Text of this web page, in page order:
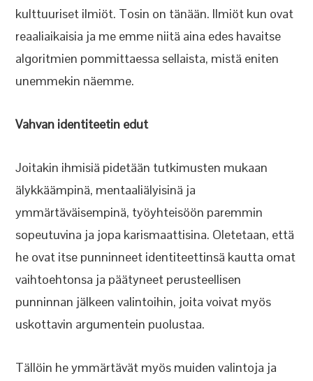
kulttuuriset ilmiöt. Tosin on tänään. Ilmiöt kun ovat
reaaliaikaisia ja me emme niitä aina edes havaitse
algoritmien pommittaessa sellaista, mistä eniten
unemmekin näemme.
Vahvan identiteetin edut
Joitakin ihmisiä pidetään tutkimusten mukaan
älykkäämpinä, mentaaliälyisinä ja
ymmärtäväisempinä, työyhteisöön paremmin
sopeutuvina ja jopa karismaattisina. Oletetaan, että
he ovat itse punninneet identiteettinsä kautta omat
vaihtoehtonsa ja päätyneet perusteellisen
punninnan jälkeen valintoihin, joita voivat myös
uskottavin argumentein puolustaa.
Tällöin he ymmärtävät myös muiden valintoja ja